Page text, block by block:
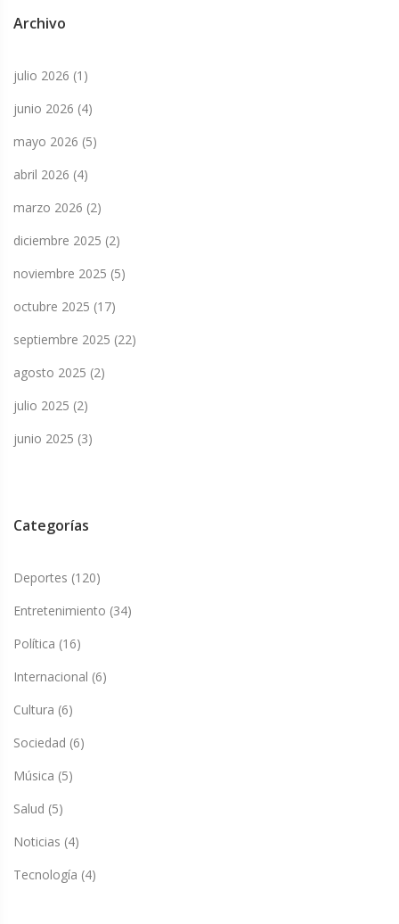
Archivo
julio 2026 (1)
junio 2026 (4)
mayo 2026 (5)
abril 2026 (4)
marzo 2026 (2)
diciembre 2025 (2)
noviembre 2025 (5)
octubre 2025 (17)
septiembre 2025 (22)
agosto 2025 (2)
julio 2025 (2)
junio 2025 (3)
Categorías
Deportes (120)
Entretenimiento (34)
Política (16)
Internacional (6)
Cultura (6)
Sociedad (6)
Música (5)
Salud (5)
Noticias (4)
Tecnología (4)